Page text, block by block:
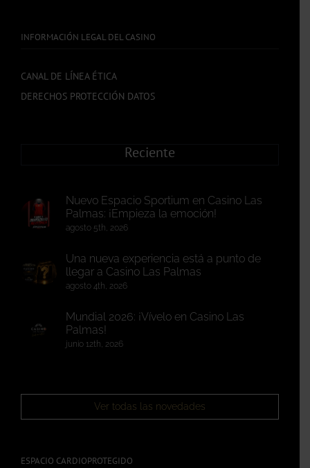
INFORMACIÓN LEGAL DEL CASINO
CANAL DE LÍNEA ÉTICA
DERECHOS PROTECCIÓN DATOS
Reciente
Nuevo Espacio Sportium en Casino Las
Palmas: ¡Empieza la emoción!
agosto 5th, 2026
Una nueva experiencia está a punto de
llegar a Casino Las Palmas
agosto 4th, 2026
Mundial 2026: ¡Vívelo en Casino Las
Palmas!
junio 12th, 2026
Ver todas las novedades
ESPACIO CARDIOPROTEGIDO